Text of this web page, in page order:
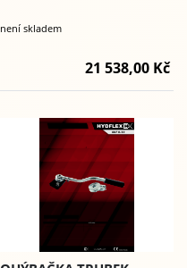
není skladem
21 538,00 Kč